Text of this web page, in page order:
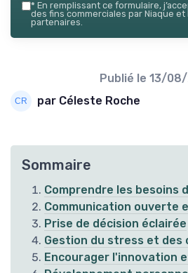
* En remplissant ce formulaire,
des fins commerciales par Niaque
partenaires.
Publié le 13/
par Céleste Roche
Sommaire
Comprendre les besoins
Communication ouverte
Prise de décision éclairée
Gestion du stress et des
Encourager l'innovation